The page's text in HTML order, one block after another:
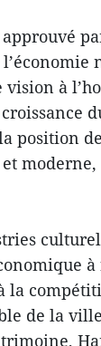
vision à
position
moderne,
la
de la